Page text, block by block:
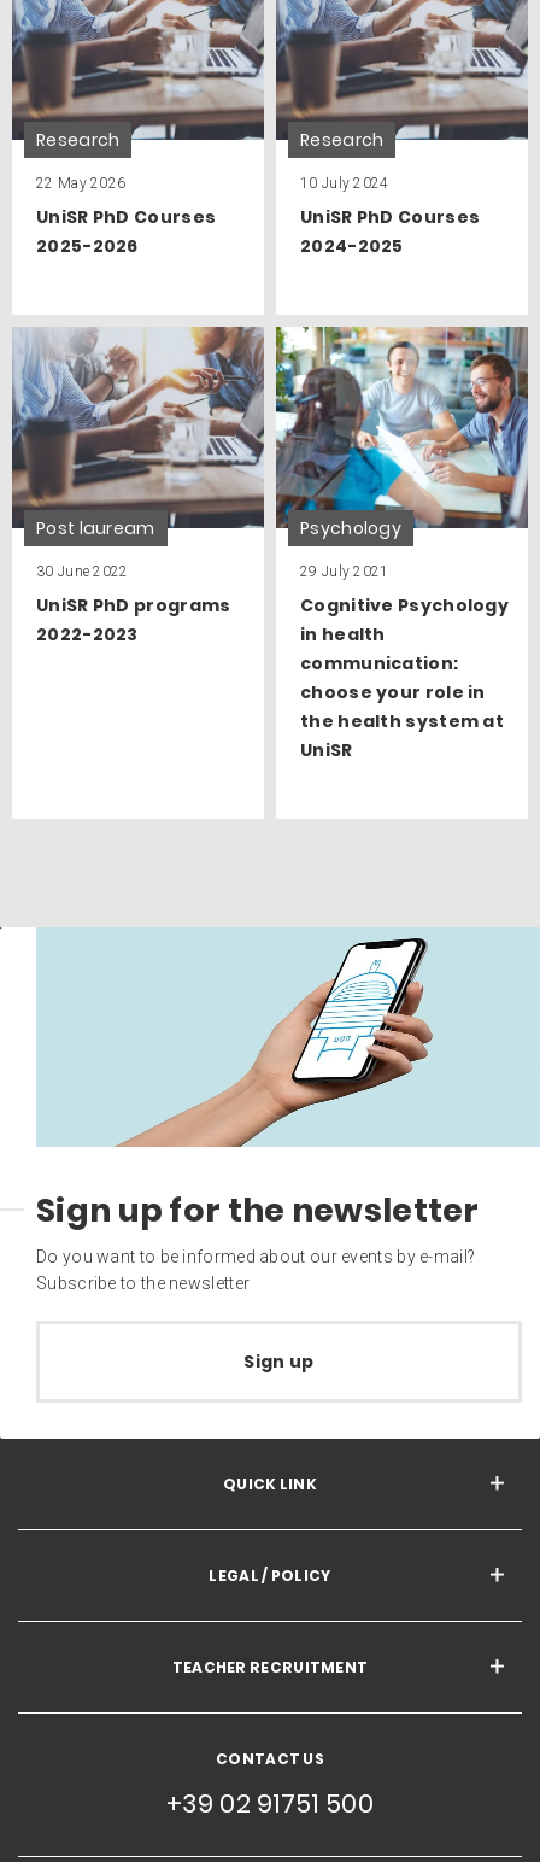
Research
22 May 2026
UniSR PhD Courses
2025-2026
Research
10 July 2024
UniSR PhD Courses
2024-2025
Post lauream
30 June 2022
UniSR PhD programs
2022-2023
Psychology
29 July 2021
Cognitive Psychology
in health
communication:
choose your role in
the health system at
UniSR
Sign up for the newsletter
Do you want to be informed about our events by e-mail?
Subscribe to the newsletter
Sign up
QUICK LINK
LEGAL / POLICY
TEACHER RECRUITMENT
CONTACT US
+39 02 91751 500